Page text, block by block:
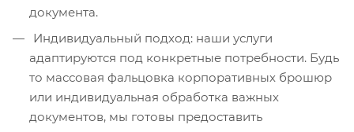
документа.
Индивидуальный подход: наши услуги
адаптируются под конкретные потребности. Будь
то массовая фальцовка корпоративных брошюр
или индивидуальная обработка важных
документов, мы готовы предоставить